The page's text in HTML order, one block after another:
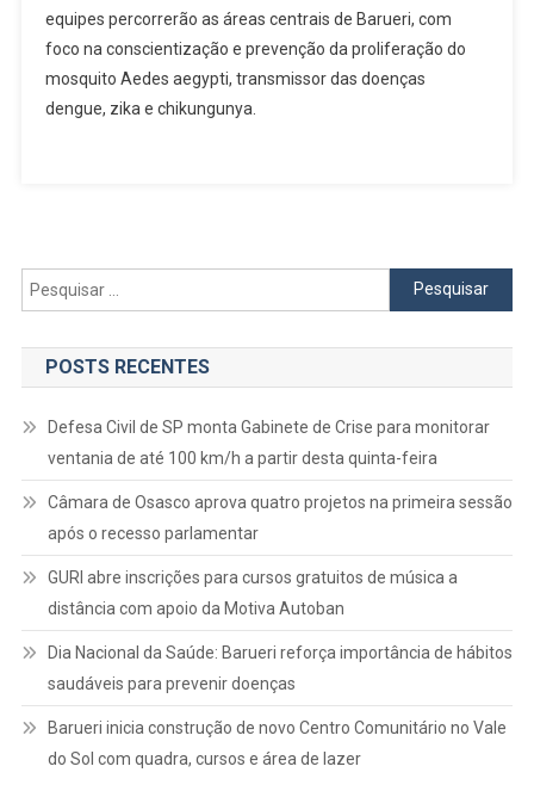
A
Dengue
Neste
equipes percorrerão as áreas centrais de Barueri, com
foco na conscientização e prevenção da proliferação do
mosquito Aedes aegypti, transmissor das doenças
dengue, zika e chikungunya.
Pesquisar
por:
POSTS RECENTES
Defesa Civil de SP monta Gabinete de Crise para monitorar
ventania de até 100 km/h a partir desta quinta-feira
Câmara de Osasco aprova quatro projetos na primeira sessão
após o recesso parlamentar
GURI abre inscrições para cursos gratuitos de música a
distância com apoio da Motiva Autoban
Dia Nacional da Saúde: Barueri reforça importância de hábitos
saudáveis para prevenir doenças
Barueri inicia construção de novo Centro Comunitário no Vale
do Sol com quadra, cursos e área de lazer